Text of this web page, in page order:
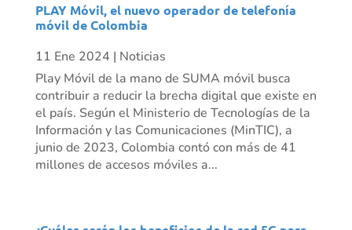
PLAY Móvil, el nuevo operador de telefonía
móvil de Colombia
11 Ene 2024 | Noticias
Play Móvil de la mano de SUMA móvil busca
contribuir a reducir la brecha digital que existe en
el país. Según el Ministerio de Tecnologías de la
Información y las Comunicaciones (MinTIC), a
junio de 2023, Colombia contó con más de 41
millones de accesos móviles a...